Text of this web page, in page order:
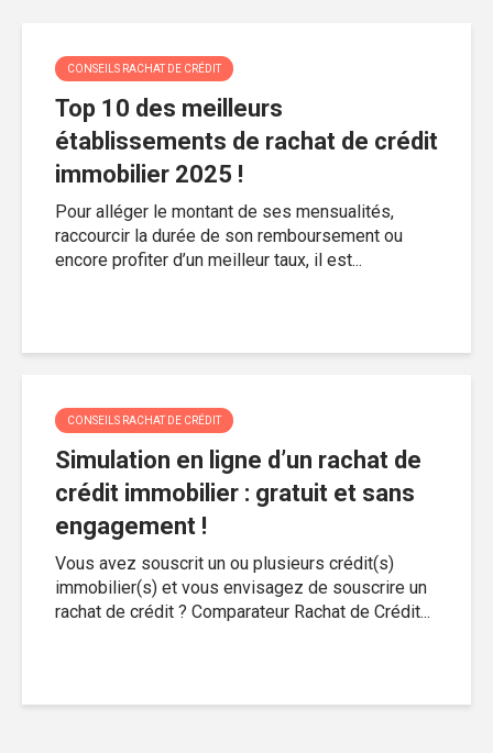
CONSEILS RACHAT DE CRÉDIT
Top 10 des meilleurs
établissements de rachat de crédit
immobilier 2025 !
Pour alléger le montant de ses mensualités,
raccourcir la durée de son remboursement ou
encore profiter d’un meilleur taux, il est...
CONSEILS RACHAT DE CRÉDIT
Simulation en ligne d’un rachat de
crédit immobilier : gratuit et sans
engagement !
Vous avez souscrit un ou plusieurs crédit(s)
immobilier(s) et vous envisagez de souscrire un
rachat de crédit ? Comparateur Rachat de Crédit...